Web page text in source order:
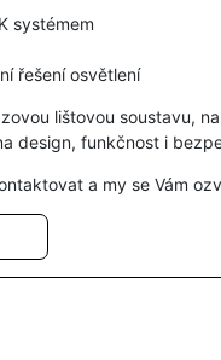
systémem
řešení osvětlení
lištovou soustavu,
design, funkčnost i
a my se Vám